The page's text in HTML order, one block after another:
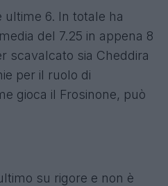
ultime 6. In totale ha
del 7.25 in appena 8
scavalcato sia Cheddira
per il ruolo di
gioca il Frosinone, può
su rigore e non è